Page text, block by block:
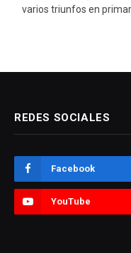
REDES SOCIALES
Facebook
YouTube